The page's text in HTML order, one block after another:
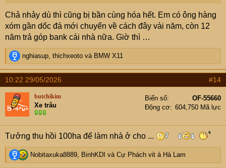
Chả nhảy dù thì cũng bị bần cùng hóa hết. Em có ông hàng
xóm gần dốc đá mới chuyển về cách đây vài năm, còn 12
năm trả góp bank cái nhà nữa. Giờ thì …
R
e
a
c
t
o
n
s
:
nghiasup, thichxeoto và BMW X11
10:22 29/05/2026 #14
butchikim
Xe trâu
Biển số
OF-55660
Động cơ
604,750 Mã lực
Tưởng thu hồi 100ha để làm nhà ở cho ...
R
e
Nobitaxuka8889, BinhKDI và Cự Phách vit à Hà Lam